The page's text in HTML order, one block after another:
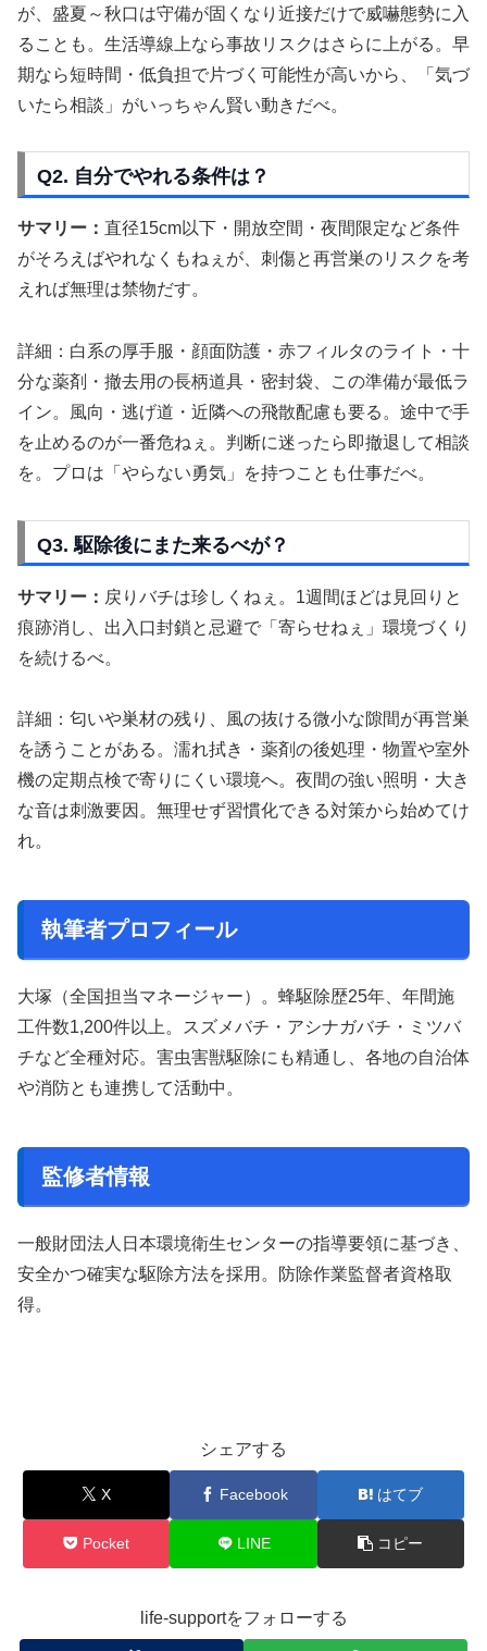
が、盛夏～秋口は守備が固くなり近接だけで威嚇態勢に入
ることも。生活導線上なら事故リスクはさらに上がる。早
期なら短時間・低負担で片づく可能性が高いから、「気づ
いたら相談」がいっちゃん賢い動きだべ。
Q2. 自分でやれる条件は？
サマリー： 直径15cm以下・開放空間・夜間限定など条件
がそろえばやれなくもねぇが、刺傷と再営巣のリスクを考
えれば無理は禁物だす。
詳細：白系の厚手服・顔面防護・赤フィルタのライト・十
分な薬剤・撤去用の長柄道具・密封袋、この準備が最低ラ
イン。風向・逃げ道・近隣への飛散配慮も要る。途中で手
を止めるのが一番危ねぇ。判断に迷ったら即撤退して相談
を。プロは「やらない勇気」を持つことも仕事だべ。
Q3. 駆除後にまた来るべが？
サマリー： 戻りバチは珍しくねぇ。1週間ほどは見回りと
痕跡消し、出入口封鎖と忌避で「寄らせねぇ」環境づくり
を続けるべ。
詳細：匂いや巣材の残り、風の抜ける微小な隙間が再営巣
を誘うことがある。濡れ拭き・薬剤の後処理・物置や室外
機の定期点検で寄りにくい環境へ。夜間の強い照明・大き
な音は刺激要因。無理せず習慣化できる対策から始めてけ
れ。
執筆者プロフィール
大塚（全国担当マネージャー）。蜂駆除歴25年、年間施
工件数1,200件以上。スズメバチ・アシナガバチ・ミツバ
チなど全種対応。害虫害獣駆除にも精通し、各地の自治体
や消防とも連携して活動中。
監修者情報
一般財団法人日本環境衛生センターの指導要領に基づき、
安全かつ確実な駆除方法を採用。防除作業監督者資格取
得。
シェアする
X Facebook はてブ
Pocket LINE コピー
life-supportをフォローする